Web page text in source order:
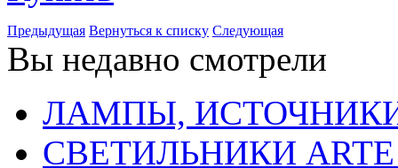
Предыдущая Вернуться к списку Следующая
Вы недавно смотрели
ЛАМПЫ,
СВЕТИЛЬНИКИ ARTE